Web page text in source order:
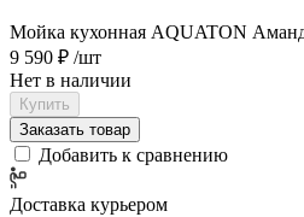
Мойка кухонная AQUATON
9 590 ₽ /шт
Нет в наличии
Купить
Заказать товар
Добавить к сравнению
Доставка курьером